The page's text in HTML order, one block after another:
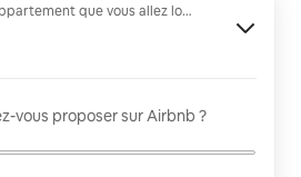
que vous allez louer ?
vous proposer sur Airbnb ?